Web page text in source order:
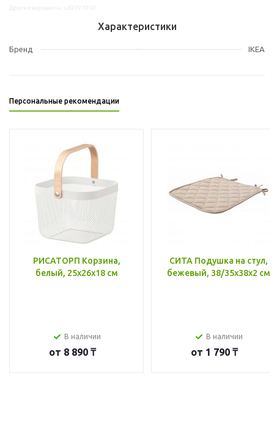
Характеристики
Бренд IKEA
Персональные рекомендации
РИСАТОРП Корзина,
белый, 25x26x18 см
В наличии
от 8 890 ₸
СИТА Подушка на стул,
бежевый, 38/35x38x2 см
В наличии
от 1 790 ₸